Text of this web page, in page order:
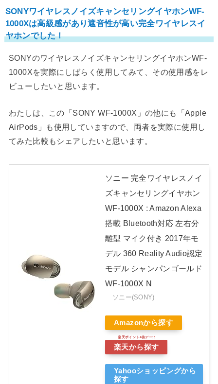
SONYワイヤレスノイズキャンセリングイヤホンWF-
1000Xは高級感があり遮音性が高い完全ワイヤレスイ
ヤホンでした！
SONYのワイヤレスノイズキャンセリングイヤホンWF-
1000Xを実際にしばらく使用してみて、その使用感をレ
ビューしたいと思います。
わたしは、この「SONY WF-1000X」の他にも「Apple
AirPods」も使用していますので、両者を実際に使用し
てみた比較もシェアしたいと思います。
ソニー 完全ワイヤレスノイ
ズキャンセリングイヤホン
WF-1000X : Amazon Alexa
搭載 Bluetooth対応 左右分
離型 マイク付き 2017年モ
デル 360 Reality Audio認定
モデル シャンパンゴールド
WF-1000X N
ソニー(SONY)
Amazonから探す
楽天から探す
Yahooショッピングから
探す